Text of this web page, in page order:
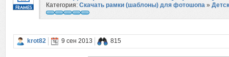
Категория: Скачать рамки (шаблоны) для фотошопа »
krot82 9 сен 2013 815